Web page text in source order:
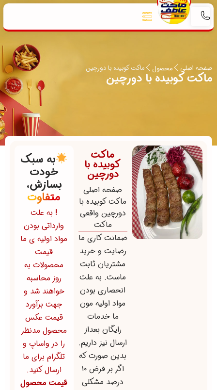
صفحه اصلی محصول ماکت کوبیده با دورچین
ماکت کوبیده با دورچین
ماکت
کوبیده با
دورچین
صفحه اصلی
ماکت کوبیده با
دورچین واقعی
ماکت
ضمانت کاری ما
رضایت و خرید
مشتریان ثابت
ماست. به علت
انحصاری بودن
مواد اولیه مون
ما خدمات
رایگان بعداز
ارسال نیز داریم.
بدین صورت که
اگر بر فرض ۱۰
درصد مشکلی
به سبک
خودت
بسازش،
متفاوت
! به علت
وارداتی بودن
مواد اولیه ی ما
قیمت
محصولات به
روز محاسبه
خواهند شد و
جهت برآورد
قیمت عکس
محصول مدنظر
را در واساپ و
تلگرام برای ما
ارسال کنید.
قیمت محصول